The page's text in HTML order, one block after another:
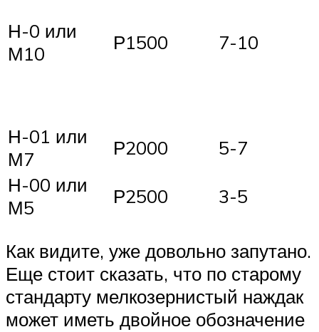
Н-0 или
М10
Р1500 7-10
Н-01 или
М7
Р2000
5-7
Н-00 или
М5
Р2500 3-5
Как видите, уже довольно запутано.
Еще стоит сказать, что по старому
стандарту мелкозернистый наждак
может иметь двойное обозначение